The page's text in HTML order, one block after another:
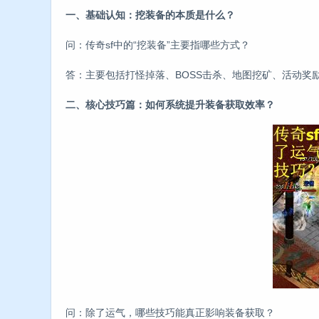
一、基础认知：挖装备的本质是什么？
问：传奇sf中的“挖装备”主要指哪些方式？
答：主要包括打怪掉落、BOSS击杀、地图挖矿、活动
二、核心技巧篇：如何系统提升装备获取效率？
问：除了运气，哪些技巧能真正影响装备获取？